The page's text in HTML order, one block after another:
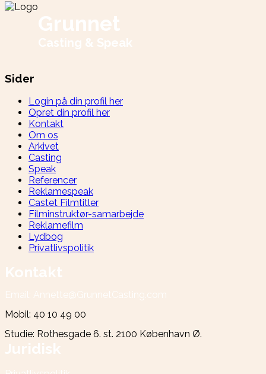
Grunnet
Casting & Speak
Sider
Login på din profil her
Opret din profil her
Kontakt
Om os
Arkivet
Casting
Speak
Referencer
Reklamespeak
Castet Filmtitler
Filminstruktør-samarbejde
Reklamefilm
Lydbog
Privatlivspolitik
Kontakt
Email: Annette@GrunnetCasting.com
Mobil: 40 10 49 00
Studie: Rothesgade 6. st. 2100 København Ø.
Juridisk